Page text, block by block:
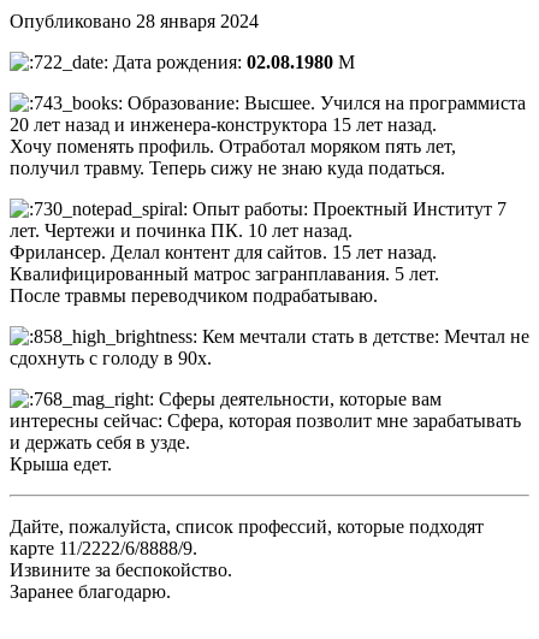
Опубликовано 28 января 2024
Дата рождения: 02.08.1980 М
Образование: Высшее. Учился на программиста
20 лет назад и инженера-конструктора 15 лет назад.
Хочу поменять профиль. Отработал моряком пять лет,
получил травму. Теперь сижу не знаю куда податься.
Опыт работы: Проектный Институт 7
лет. Чертежи и починка ПК. 10 лет назад.
Фрилансер. Делал контент для сайтов. 15 лет назад.
Квалифицированный матрос загранплавания. 5 лет.
После травмы переводчиком подрабатываю.
Кем мечтали стать в детстве: Мечтал не
сдохнуть с голоду в 90х.
Сферы деятельности, которые вам
интересны сейчас: Сфера, которая позволит мне зарабатывать
и держать себя в узде.
Крыша едет.
Дайте, пожалуйста, список профессий, которые подходят
карте 11/2222/6/8888/9.
Извините за беспокойство.
Заранее благодарю.